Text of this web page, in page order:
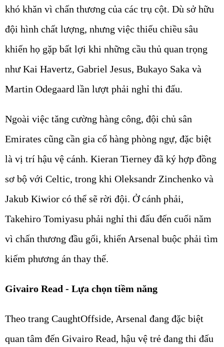
khó khăn vì chấn thương của các trụ cột. Dù sở hữu
đội hình chất lượng, nhưng việc thiếu chiều sâu
khiến họ gặp bất lợi khi những cầu thủ quan trọng
như Kai Havertz, Gabriel Jesus, Bukayo Saka và
Martin Odegaard lần lượt phải nghỉ thi đấu.
Ngoài việc tăng cường hàng công, đội chủ sân
Emirates cũng cần gia cố hàng phòng ngự, đặc biệt
là vị trí hậu vệ cánh. Kieran Tierney đã ký hợp đồng
sơ bộ với Celtic, trong khi Oleksandr Zinchenko và
Jakub Kiwior có thể sẽ rời đội. Ở cánh phải,
Takehiro Tomiyasu phải nghỉ thi đấu đến cuối năm
vì chấn thương đầu gối, khiến Arsenal buộc phải tìm
kiếm phương án thay thế.
Givairo Read - Lựa chọn tiềm năng
Theo trang CaughtOffside, Arsenal đang đặc biệt
quan tâm đến Givairo Read, hậu vệ trẻ đang thi đấu